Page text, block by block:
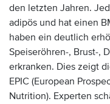
den letzten Jahren.
adipös und hat einen
haben ein deutlich
Speiseröhren-, Brust-,
erkranken. Dies zeigt
EPIC (European
Nutrition). Experten